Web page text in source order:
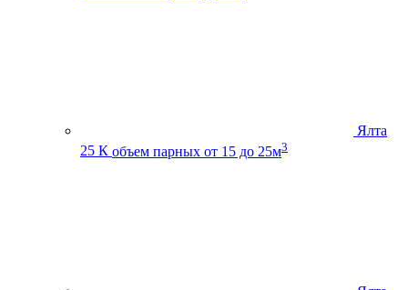
Ялта
25 К объем парных от 15 до 25м3